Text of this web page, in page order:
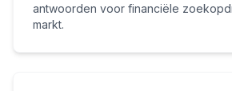
antwoorden voor financiële
markt.